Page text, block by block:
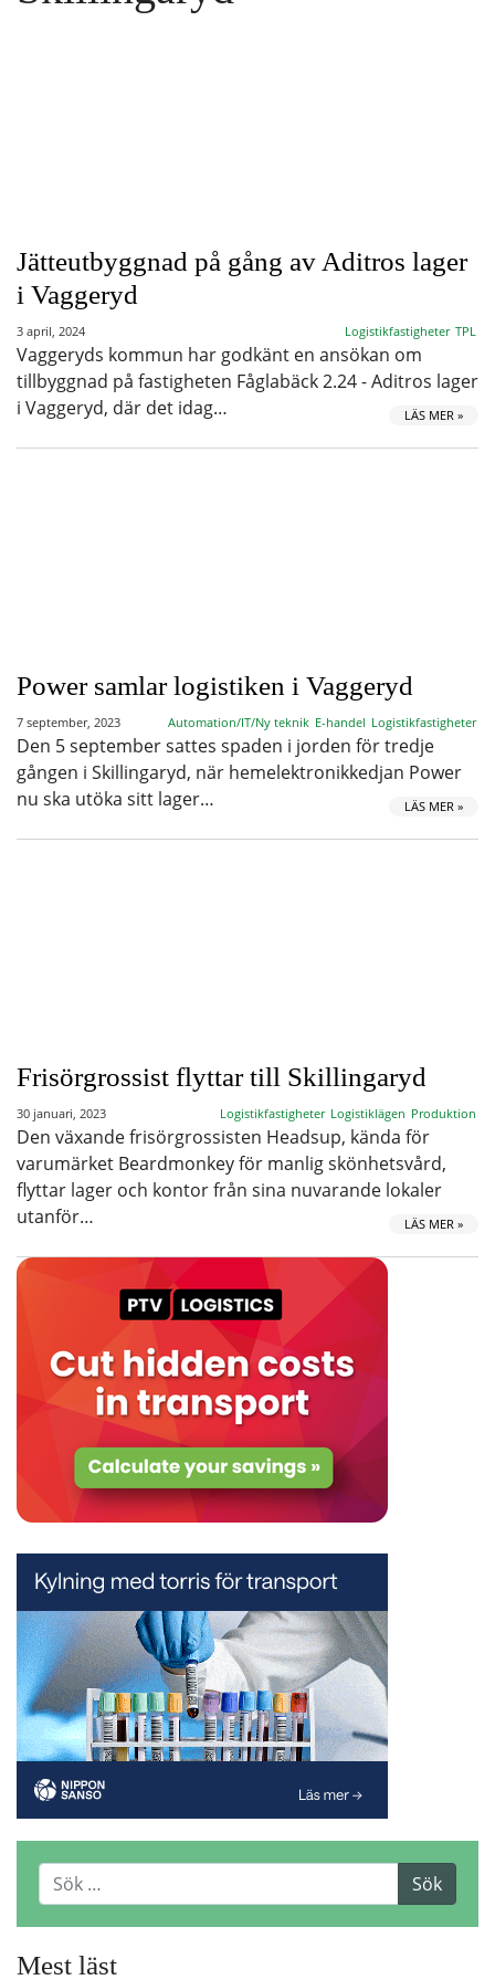
Jätteutbyggnad på gång av Aditros lager
i Vaggeryd
3 april, 2024 Logistikfastigheter TPL
Vaggeryds kommun har godkänt en ansökan om
tillbyggnad på fastigheten Fåglabäck 2.24 - Aditros lager
i Vaggeryd, där det idag…
LÄS MER »
Power samlar logistiken i Vaggeryd
7 september, 2023 Automation/IT/Ny teknik E-handel Logistikfastigheter
Den 5 september sattes spaden i jorden för tredje
gången i Skillingaryd, när hemelektronikkedjan Power
nu ska utöka sitt lager…
LÄS MER »
Frisörgrossist flyttar till Skillingaryd
30 januari, 2023 Logistikfastigheter Logistiklägen Produktion
Den växande frisörgrossisten Headsup, kända för
varumärket Beardmonkey för manlig skönhetsvård,
flyttar lager och kontor från sina nuvarande lokaler
utanför…
LÄS MER »
Mest läst